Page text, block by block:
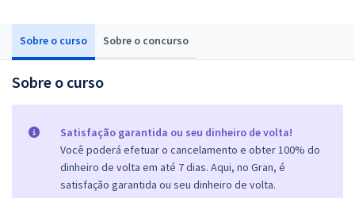
Sobre o curso Sobre o concurso
Sobre o curso
Satisfação garantida ou seu dinheiro de volta!
Você poderá efetuar o cancelamento e obter 100% do
dinheiro de volta em até 7 dias. Aqui, no Gran, é
satisfação garantida ou seu dinheiro de volta.